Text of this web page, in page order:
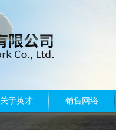
关于英才 销售网络